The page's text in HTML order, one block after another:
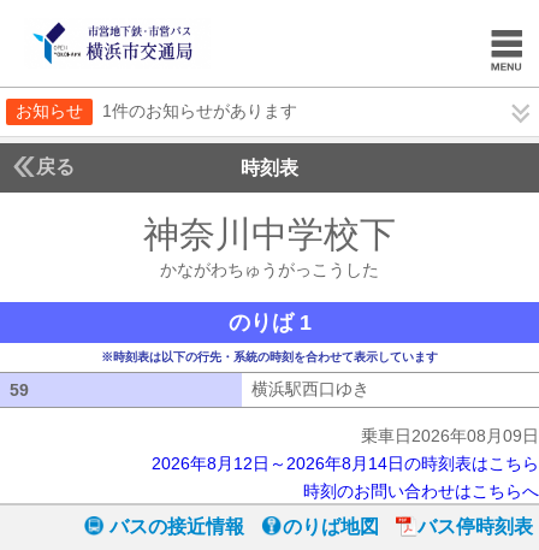
お知らせ 1件のお知らせがあります
戻る 時刻表
神奈川中学校下
かながわちゅうがっこうした
のりば 1
※時刻表は以下の行先・系統の時刻を合わせて表示しています
59 横浜駅西口ゆき
乗車日2026年08月09日
2026年8月12日～2026年8月14日の時刻表はこちら
時刻のお問い合わせはこちらへ
バスの接近情報 のりば地図
バス停時刻表